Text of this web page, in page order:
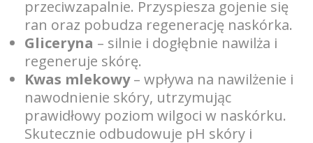
przeciwzapalnie. Przyspiesza gojenie się
ran oraz pobudza regenerację naskórka.
Gliceryna – silnie i dogłębnie nawilża i
regeneruje skórę.
Kwas mlekowy– wpływa na nawilżenie i
nawodnienie skóry, utrzymując
prawidłowy poziom wilgoci w naskórku.
Skutecznie odbudowuje pH skóry i